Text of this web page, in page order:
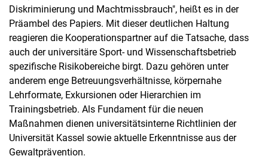
Diskriminierung und Machtmissbrauch", heißt es in der
Präambel des Papiers. Mit dieser deutlichen Haltung
reagieren die Kooperationspartner auf die Tatsache, dass
auch der universitäre Sport- und Wissenschaftsbetrieb
spezifische Risikobereiche birgt. Dazu gehören unter
anderem enge Betreuungsverhältnisse, körpernahe
Lehrformate, Exkursionen oder Hierarchien im
Trainingsbetrieb. Als Fundament für die neuen
Maßnahmen dienen universitätsinterne Richtlinien der
Universität Kassel sowie aktuelle Erkenntnisse aus der
Gewaltprävention.